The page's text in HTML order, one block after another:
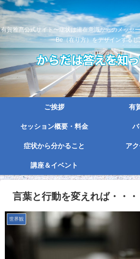
有賀雅髙公式サイト〜症状は潜在意識からのメッセ
Be（在り方）をデザインするじ
ご挨拶 有
セッション概要・料金
症状から分かること ア
講座＆イベント
言葉と行動を変えれば・・・
世界観